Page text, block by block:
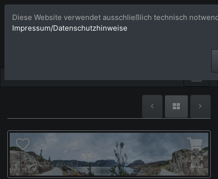
Bildagentur
Diese Website verwendet ausschließlich technisch
Impressum/Datenschutzhinweise